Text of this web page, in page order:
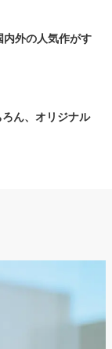
外の人気作がす
ん、オリジナル